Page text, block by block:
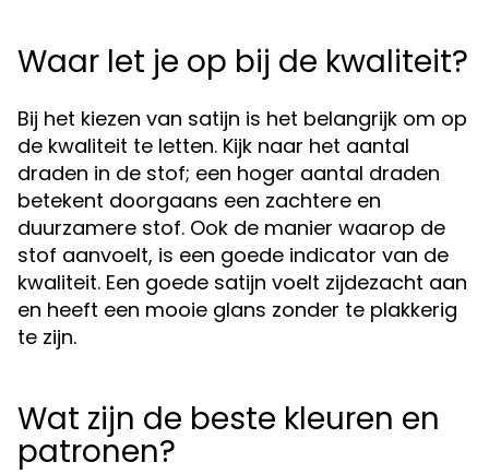
Waar let je op bij de kwaliteit?
Bij het kiezen van satijn is het belangrijk om op
de kwaliteit te letten. Kijk naar het aantal
draden in de stof; een hoger aantal draden
betekent doorgaans een zachtere en
duurzamere stof. Ook de manier waarop de
stof aanvoelt, is een goede indicator van de
kwaliteit. Een goede satijn voelt zijdezacht aan
en heeft een mooie glans zonder te plakkerig
te zijn.
Wat zijn de beste kleuren en
patronen?